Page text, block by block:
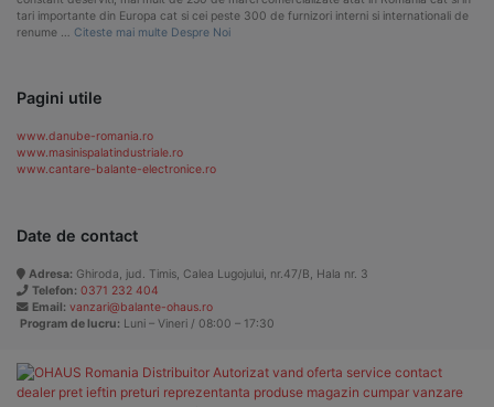
tari importante din Europa cat si cei peste 300 de furnizori interni si internationali de
renume … Citeste mai multe Despre Noi
Pagini utile
www.danube-romania.ro
www.masinispalatindustriale.ro
www.cantare-balante-electronice.ro
Date de contact
Adresa: Ghiroda, jud. Timis, Calea Lugojului, nr.47/B, Hala nr. 3
Telefon: 0371 232 404
Email: vanzari@balante-ohaus.ro
Program de lucru: Luni – Vineri / 08:00 – 17:30